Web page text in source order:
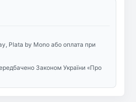
Plata by Mono або оплата при
Законом України «Про